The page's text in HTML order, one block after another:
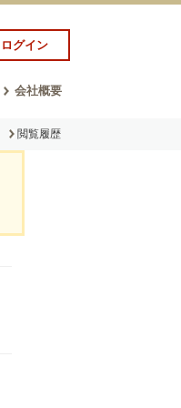
ログイン
会社概要
閲覧履歴